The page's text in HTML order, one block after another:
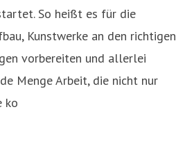
So heißt es für die
Kunstwerke an den richtigen
vorbereiten und allerlei
Menge Arbeit, die nicht nur
ko